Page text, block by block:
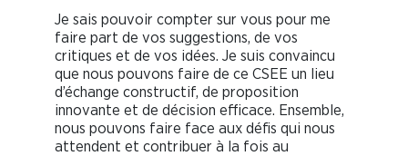
Je sais pouvoir compter sur vous pour me
faire part de vos suggestions, de vos
critiques et de vos idées. Je suis convaincu
que nous pouvons faire de ce CSEE un lieu
d’échange constructif, de proposition
innovante et de décision efficace. Ensemble,
nous pouvons faire face aux défis qui nous
attendent et contribuer à la fois au